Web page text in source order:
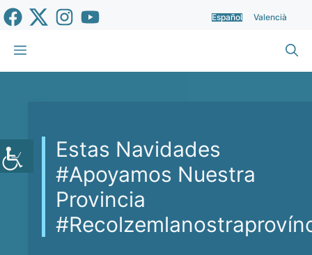
Saltar
al
contenido
Español Valencià
Menú
Estas Navidades
#Apoyamos Nuestra
Provincia